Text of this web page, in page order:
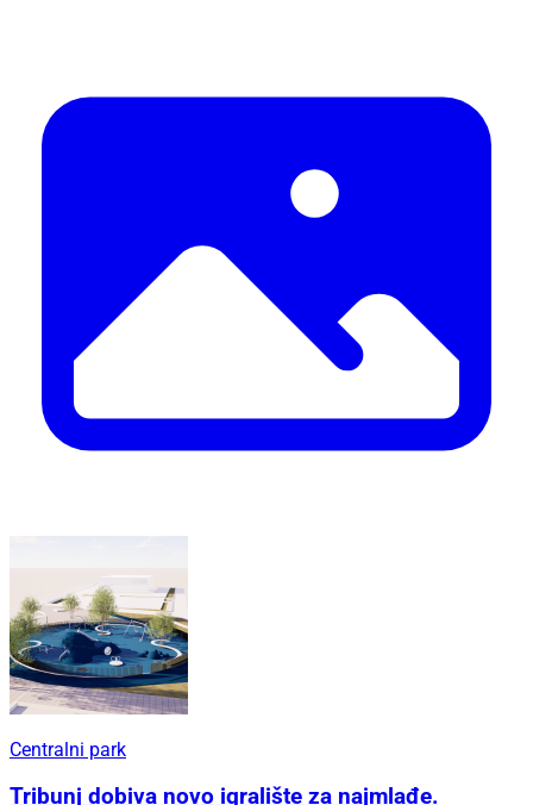
Centralni park
Tribunj dobiva novo igralište za najmlađe.